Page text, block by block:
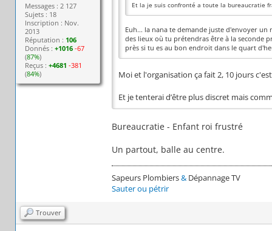
Messages : 2 127
Sujets : 18
Inscription : Nov.
2013
Réputation : 106
Donnés :+1016 -67
(87%)
Reçus :+4681 -381
(84%)
Et la je suis confronté a toute la bureaucratie
Euh... la nana te demande juste d'envoyer
des lieux où tu prétendras être à la seconde
près si tu es au bon endroit dans le quart
Moi et l'organisation ça fait 2, 10 jours
Et je tenterai d’être plus discret mais
Bureaucratie - Enfant roi frustré
Un partout, balle au centre.
Sapeurs Plombiers&Dépannage TV
Sauter ou pétrir
Trouver